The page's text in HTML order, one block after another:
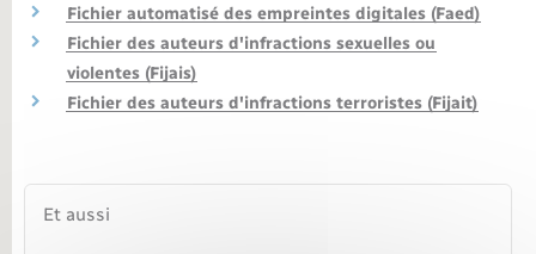
Numérique
Organisation d’événement
Seniors
Fichier automatisé des empreintes digitales (Faed)
Fichier des auteurs d'infractions sexuelles ou
violentes (Fijais)
Fichier des auteurs d'infractions terroristes (Fijait)
Et aussi